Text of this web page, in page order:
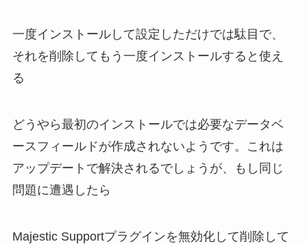
一度インストールして設定しただけでは駄目で、
それを削除してもう一度インストールすると使え
る
どうやら最初のインストールでは必要なデータベ
ースフィールドが作成されないようです。これは
アップデートで解決されるでしょうが、もし同じ
問題に遭遇したら
Majestic Supportプラグインを無効化して削除して